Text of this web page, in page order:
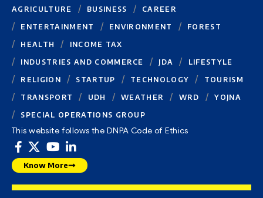
AGRICULTURE BUSINESS
CAREER
ENTERTAINMENT
ENVIRONMENT
FOREST
HEALTH
INCOME TAX
INDUSTRIES AND COMMERCE
JDA
LIFESTYLE
RELIGION
STARTUP TECHNOLOGY
TOURISM
TRANSPORT
UDH WEATHER WRD
YOJNA
SPECIAL OPERATIONS GROUP
This website follows the DNPA Code of Ethics
Know More